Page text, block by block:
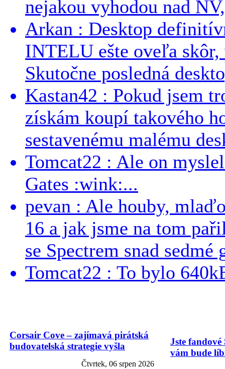
nejakou vyhodou nad
Arkan : Desktop
INTELU ešte oveľa
Skutočne posledná
Kastan42 : Pokud jsem
získám koupí takového
sestavenému malému
Tomcat22 : Ale on
Gates :wink:...
pevan : Ale houby,
16 a jak jsme na tom
se Spectrem snad sedmé
Tomcat22 : To bylo
Corsair Cove – zajímavá pirátská
budovatelská strategie vyšla
Čtvrtek, 06 srpen 2026
Jste
vám bude